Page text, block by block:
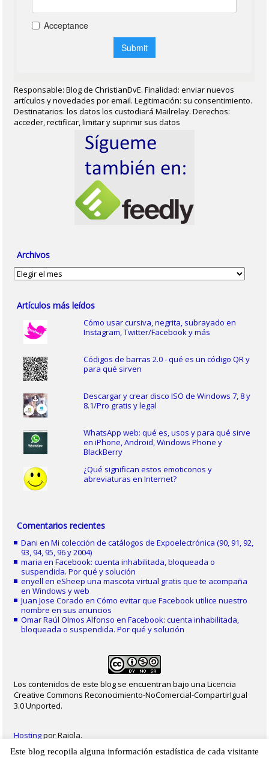
Responsable: Blog de ChristianDvE. Finalidad: enviar nuevos
artículos y novedades por email. Legitimación: su consentimiento.
Destinatarios: los datos los custodiará Mailrelay. Derechos:
acceder, rectificar, limitar y suprimir sus datos
Archivos
Archivos
Artículos más leídos
Cómo usar cursiva, negrita, subrayado en
Instagram, Twitter/Facebook y más
Códigos de barras 2.0 - qué es un código QR y
para qué sirven
Descargar y crear disco ISO de Windows 7, 8 y
8.1/Pro gratis y legal
WhatsApp web: qué es, usos y para qué sirve
en iPhone, Android, Windows Phone y
BlackBerry
¿Qué significan estos emoticonos y
abreviaturas en Internet?
Comentarios recientes
Dani enMi colección de catálogos de Expoelectrónica (90, 91, 92,
93, 94, 95, 96 y 2004)
maria enFacebook: cuenta inhabilitada, bloqueada o
suspendida. Por qué y solución
enyell eneSheep una mascota virtual gratis que te acompaña
en Windows y web
Juan Jose Corado enCómo evitar que Facebook utilice nuestro
nombre en sus anuncios
Omar Raúl Olmos Alfonso enFacebook: cuenta inhabilitada,
bloqueada o suspendida. Por qué y solución
Los contenidos de este blog se encuentran bajo una Licencia
Creative Commons Reconocimiento-NoComercial-CompartirIgual
3.0 Unported.
Hostingpor Raiola.
Este blog recopila alguna información estadística de cada visitante